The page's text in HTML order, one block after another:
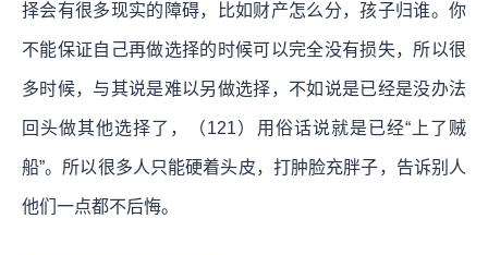
择会有很多现实的障碍，比如财产怎么分，孩子归谁。你
不能保证自己再做选择的时候可以完全没有损失，所以很
多时候，与其说是难以另做选择，不如说是已经是没办法
回头做其他选择了，（121）用俗话说就是已经“上了贼
船”。所以很多人只能硬着头皮，打肿脸充胖子，告诉别人
他们一点都不后悔。